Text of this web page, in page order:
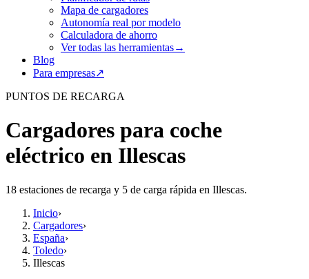
Mapa de cargadores
Autonomía real por modelo
Calculadora de ahorro
Ver todas las herramientas→
Blog
Para empresas↗
PUNTOS DE RECARGA
Cargadores para coche
eléctrico en Illescas
18 estaciones de recarga y 5 de carga rápida en Illescas.
Inicio›
Cargadores›
España›
Toledo›
Illescas